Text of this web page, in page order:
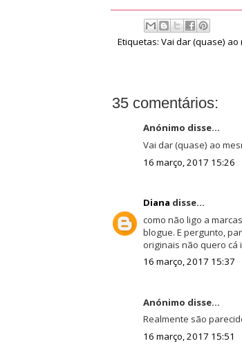
Etiquetas: Vai dar (quase) ao
35 comentários:
Anónimo disse...
Vai dar (quase) ao
16 março, 2017 15:26
Diana disse...
como não ligo a
blogue. E pergunto,
originais não quero cá
16 março, 2017 15:37
Anónimo disse...
Realmente são
16 março, 2017 15:51